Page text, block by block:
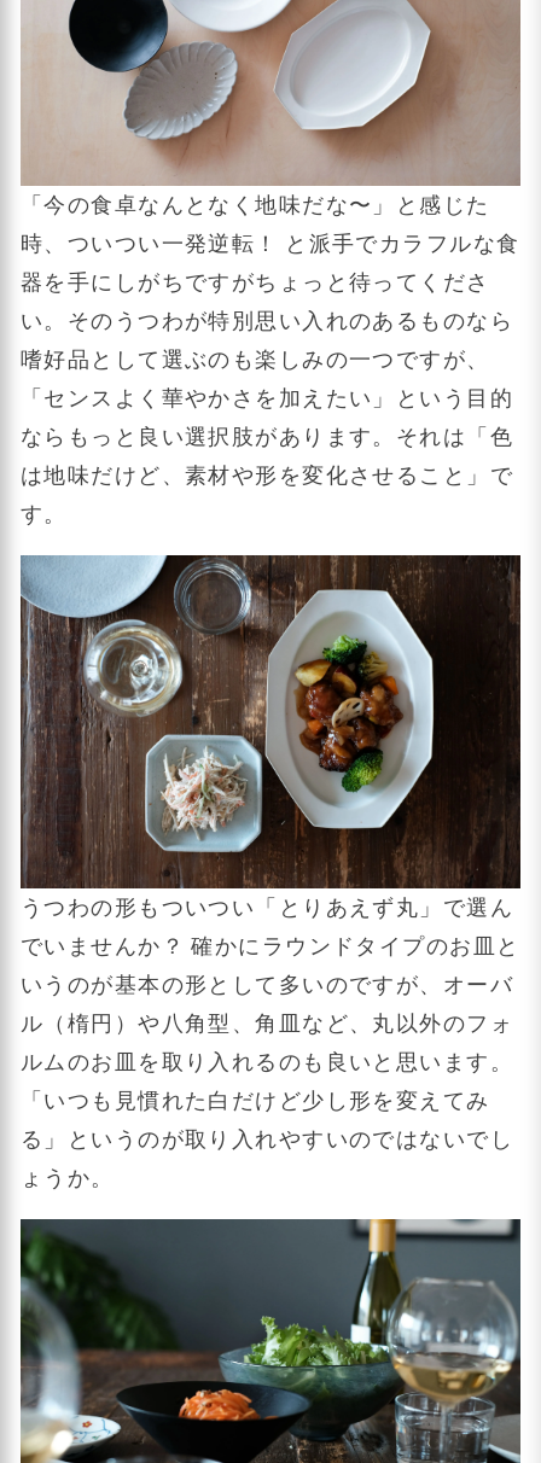
「今の食卓なんとなく地味だな〜」と感じた
時、ついつい一発逆転！ と派手でカラフルな食
器を手にしがちですがちょっと待ってくださ
い。そのうつわが特別思い入れのあるものなら
嗜好品として選ぶのも楽しみの一つですが、
「センスよく華やかさを加えたい」という目的
ならもっと良い選択肢があります。それは「色
は地味だけど、素材や形を変化させること」で
す。
うつわの形もついつい「とりあえず丸」で選ん
でいませんか？ 確かにラウンドタイプのお皿と
いうのが基本の形として多いのですが、オーバ
ル（楕円）や八角型、角皿など、丸以外のフォ
ルムのお皿を取り入れるのも良いと思います。
「いつも見慣れた白だけど少し形を変えてみ
る」というのが取り入れやすいのではないでし
ょうか。